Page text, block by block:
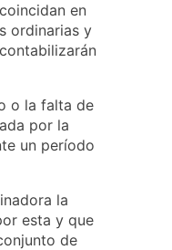
en
ordinarias y
o la falta de
por la
un período
la
esta y que
de